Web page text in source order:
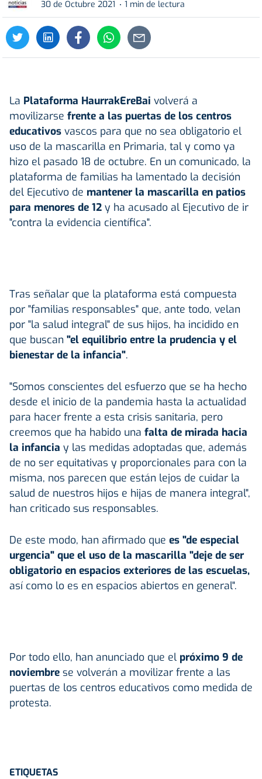
30 de Octubre 2021
1 min de lectura
La Plataforma HaurrakEreBai volverá a
movilizarse frente a las puertas de los centros
educativos vascos para que no sea obligatorio el
uso de la mascarilla en Primaria, tal y como ya
hizo el pasado 18 de octubre. En un comunicado, la
plataforma de familias ha lamentado la decisión
del Ejecutivo de mantener la mascarilla en patios
para menores de 12 y ha acusado al Ejecutivo de ir
"contra la evidencia científica".
Tras señalar que la plataforma está compuesta
por "familias responsables" que, ante todo, velan
por "la salud integral" de sus hijos, ha incidido en
que buscan "el equilibrio entre la prudencia y el
bienestar de la infancia".
"Somos conscientes del esfuerzo que se ha hecho
desde el inicio de la pandemia hasta la actualidad
para hacer frente a esta crisis sanitaria, pero
creemos que ha habido una falta de mirada hacia
la infancia y las medidas adoptadas que, además
de no ser equitativas y proporcionales para con la
misma, nos parecen que están lejos de cuidar la
salud de nuestros hijos e hijas de manera integral",
han criticado sus responsables.
De este modo, han afirmado que es "de especial
urgencia" que el uso de la mascarilla "deje de ser
obligatorio en espacios exteriores de las escuelas,
así como lo es en espacios abiertos en general".
Por todo ello, han anunciado que el próximo 9 de
noviembre se volverán a movilizar frente a las
puertas de los centros educativos como medida de
protesta.
ETIQUETAS